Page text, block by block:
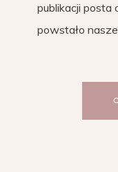
publikacji posta
powstało